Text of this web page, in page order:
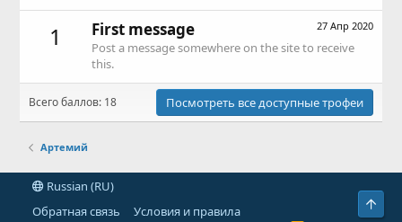
1 27 Апр 2020
First message
Post a message somewhere on the site to receive
this.
Всего баллов: 18 Посмотреть все доступные трофеи
Артемий
Russian (RU)
Обратная связь
Условия и правила